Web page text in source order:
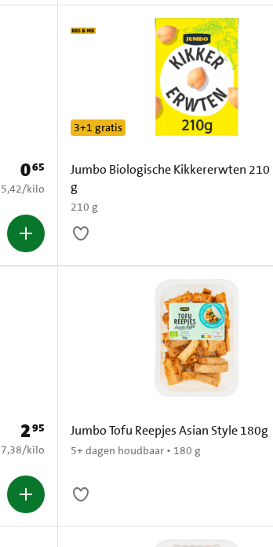
Prijs: € 0,65
065
€ 5,42 per kilo
5,42/kilo
Jumbo Biologische Kikkererwten 210
g
210 g
3+1 gratis
Prijs: € 2,95
295
€ 7,38 per kilo
7,38/kilo
Jumbo Tofu Reepjes Asian Style 180g
5+ dagen houdbaar • 180 g